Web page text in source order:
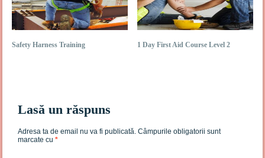
Safety Harness Training 1 Day First Aid Course Level 2
Lasă un răspuns
Adresa ta de email nu va fi publicată. Câmpurile obligatorii sunt
marcate cu*